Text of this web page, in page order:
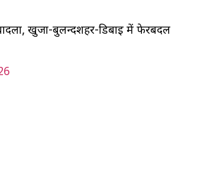
खुर्जा-बुलन्दशहर-डिबाई में फेरबदल